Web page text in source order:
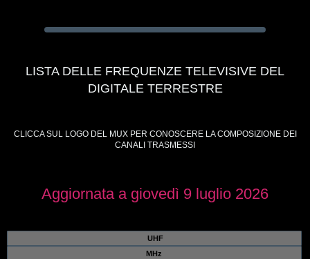
LISTA DELLE FREQUENZE TELEVISIVE DEL
DIGITALE TERRESTRE
CLICCA SUL LOGO DEL MUX PER CONOSCERE LA COMPOSIZIONE DEI
CANALI TRASMESSI
Aggiornata a giovedì 9 luglio 2026
UHF
MHz